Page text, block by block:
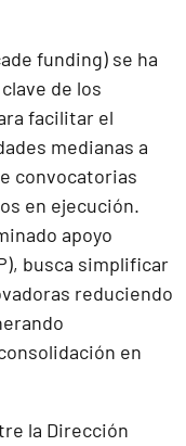
funding) se ha
de los
facilitar el
medianas a
convocatorias
en ejecución.
apoyo
busca simplificar
reduciendo
en
la Dirección